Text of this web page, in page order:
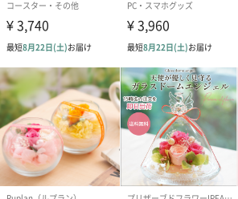
き、一輪でも華やかな雰囲気をお楽しみいた
商品詳細情報
本体サイズ
幅35～50mm×奥行50mm×高
本体重量
40g
パッケージ外
装
直方体化粧箱